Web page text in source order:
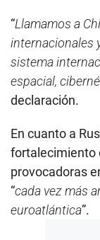
“Llamamos a
internacionales
sistema
espacial,
declaración.
En cuanto a
fortalecimiento
provocadoras
“cada vez más
euroatlántica”.